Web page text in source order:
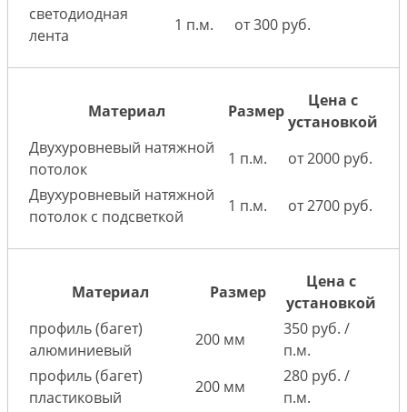
светодиодная
лента
1 п.м. от 300 руб.
Материал Размер
Цена с
установкой
Двухуровневый натяжной
потолок
1 п.м.
от 2000 руб.
Двухуровневый натяжной
потолок с подсветкой
1 п.м. от 2700 руб.
Материал Размер
Цена с
установкой
профиль (багет)
алюминиевый
200 мм
350 руб. /
п.м.
профиль (багет)
пластиковый
200 мм
280 руб. /
п.м.